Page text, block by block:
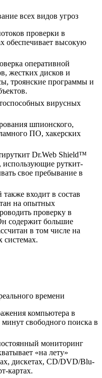
всех видов угроз
проверки в
обеспечивает высокую
оперативной
жестких дисков и
троянские программы и
вирусных
шпионского,
ПО, хакерских
Dr.Web Shield™
использующие руткит-
свое пребывание в
входит в состав
на опытных
проверку в
содержит большие
в том числе на
системах.
времени
компьютера в
минут свободного поиска в
мониторинг
«на лету»
дискетах, CD/DVD/Blu-
картах.